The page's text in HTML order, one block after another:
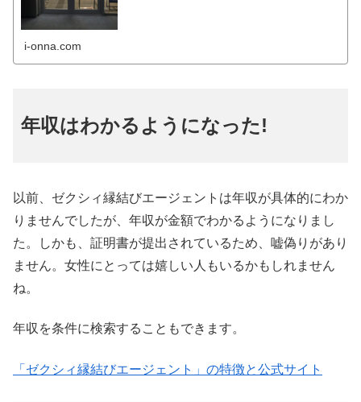
i-onna.com
年収はわかるようになった!
以前、ゼクシィ縁結びエージェントは年収が具体的にわか
りませんでしたが、年収が金額でわかるようになりまし
た。しかも、証明書が提出されているため、嘘偽りがあり
ません。女性にとっては嬉しい人もいるかもしれません
ね。
年収を条件に検索することもできます。
「ゼクシィ縁結びエージェント」の特徴と公式サイト